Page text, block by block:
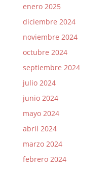
enero 2025
diciembre 2024
noviembre 2024
octubre 2024
septiembre 2024
julio 2024
junio 2024
mayo 2024
abril 2024
marzo 2024
febrero 2024